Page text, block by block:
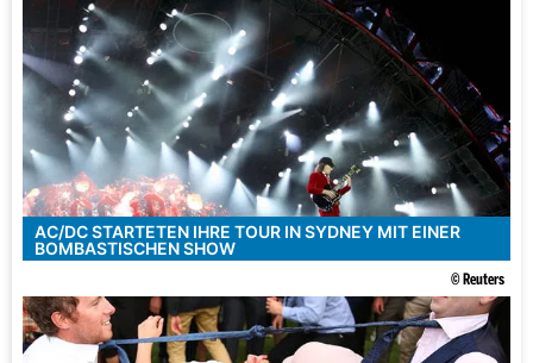
AC/DC STARTETEN IHRE TOUR IN SYDNEY MIT EINER
BOMBASTISCHEN SHOW
© Reuters